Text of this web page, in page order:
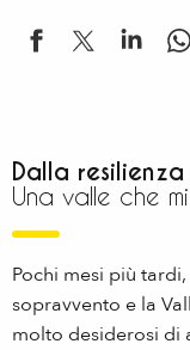
Dalla
Una valle che
Pochi mesi più
sopravvento e la
molto desiderosi di